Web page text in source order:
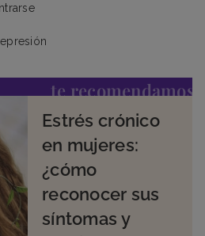
te recomendamos
Estrés crónico
en mujeres:
¿cómo
reconocer sus
síntomas y